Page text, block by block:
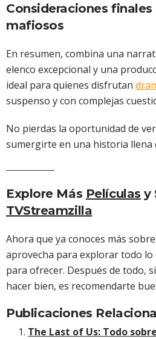
Consideraciones
mafiosos
En resumen, combina una
elenco excepcional y una
ideal para quienes disfrutan
suspenso y con complejas
No pierdas la oportunidad de
sumergirte en una historia llena
Explore Más Películas y
TVStreamzilla
Ahora que ya conoces más
aprovecha para explorar todo lo
para ofrecer. Después de todo,
hacer bien, es recomendarte
Publicaciones
The Last of Us: Todo